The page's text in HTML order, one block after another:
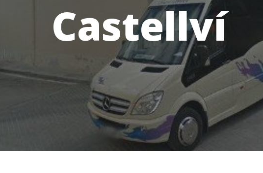
Castellví